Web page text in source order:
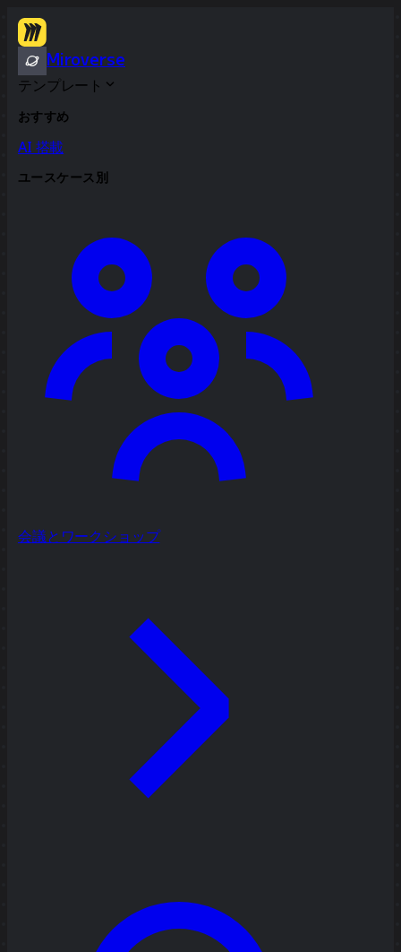
Miroverse
テンプレート
おすすめ
AI 搭載
ユースケース別
会議とワークショップ